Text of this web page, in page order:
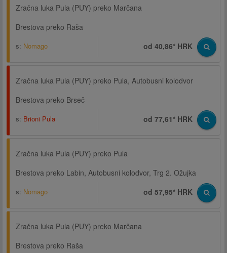
Zračna luka Pula (PUY) preko Marčana
Brestova preko Raša
s: Nomago od 40,86* HRK
Zračna luka Pula (PUY) preko Pula, Autobusni kolodvor
Brestova preko Brseč
s: Brioni Pula od 77,61* HRK
Zračna luka Pula (PUY) preko Pula
Brestova preko Labin, Autobusni kolodvor, Trg 2. Ožujka
s: Nomago od 57,95* HRK
Zračna luka Pula (PUY) preko Marčana
Brestova preko Raša